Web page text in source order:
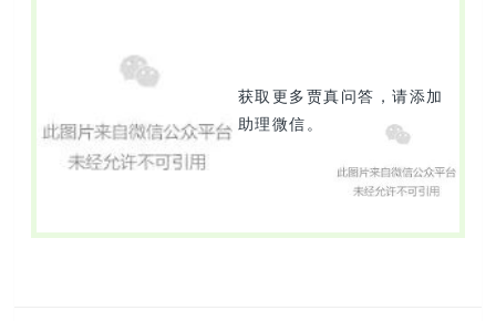
获取更多贾真问答，请添加
助理微信。